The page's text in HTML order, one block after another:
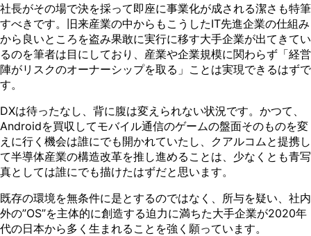
社⻑がその場で決を採って即座に事業化が成される潔さも特筆
すべきです。旧来産業の中からもこうしたIT先進企業の仕組み
から良いところを盗み果敢に実⾏に移す⼤⼿企業が出てきてい
るのを筆者は⽬にしており、産業や企業規模に関わらず「経営
陣がリスクのオーナーシップを取る」ことは実現できるはずで
す。
DXは待ったなし、背に腹は変えられない状況です。かつて、
Androidを買収してモバイル通信のゲームの盤⾯そのものを変
えに⾏く機会は誰にでも開かれていたし、クアルコムと提携し
て半導体産業の構造改⾰を推し進めることは、少なくとも⻘写
真としては誰にでも描けたはずだと思います。
既存の環境を無条件に是とするのではなく、所与を疑い、社内
外の”OS”を主体的に創造する迫⼒に満ちた⼤⼿企業が2020年
代の⽇本から多く⽣まれることを強く願っています。